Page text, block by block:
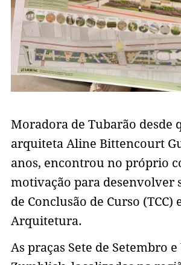
Moradora de Tubarão desde
arquiteta Aline Bittencourt
anos, encontrou no próprio
motivação para desenvolver
de Conclusão de Curso (TCC)
Arquitetura.
As praças Sete de Setembro